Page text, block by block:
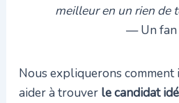
meilleur en un rien de
Un
Nous expliquerons comment
aider à trouver le candidat